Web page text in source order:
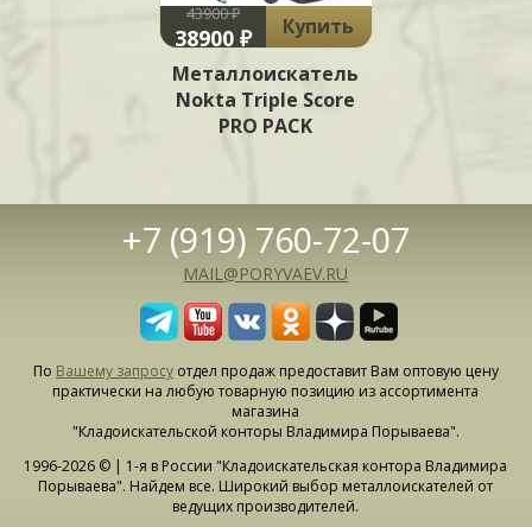
43900 ₽
38900 ₽
Купить
Металлоискатель
Nokta Triple Score
PRO PACK
+7 (919) 760-72-07
MAIL@PORYVAEV.RU
По Вашему запросуотдел продаж предоставит Вам оптовую цену
практически на любую товарную позицию из ассортимента
магазина
"Кладоискательской конторы Владимира Порываева".
1996-2026 © | 1-я в России "Кладоискательская контора Владимира
Порываева". Найдем все. Широкий выбор металлоискателей от
ведущих производителей.